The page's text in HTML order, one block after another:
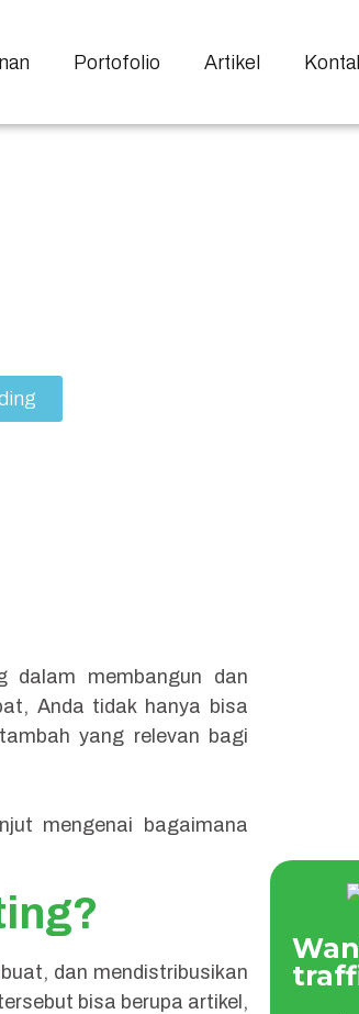
Portofolio Artikel
dalam membangun dan
Anda tidak hanya bisa
yang relevan bagi
mengenai bagaimana
dan mendistribusikan
bisa berupa artikel,